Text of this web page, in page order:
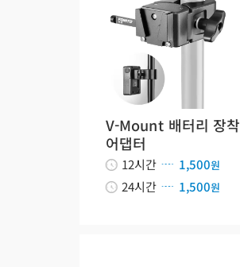
V-Mount 배터리 장착
어댑터
12시간 1,500원
24시간 1,500원